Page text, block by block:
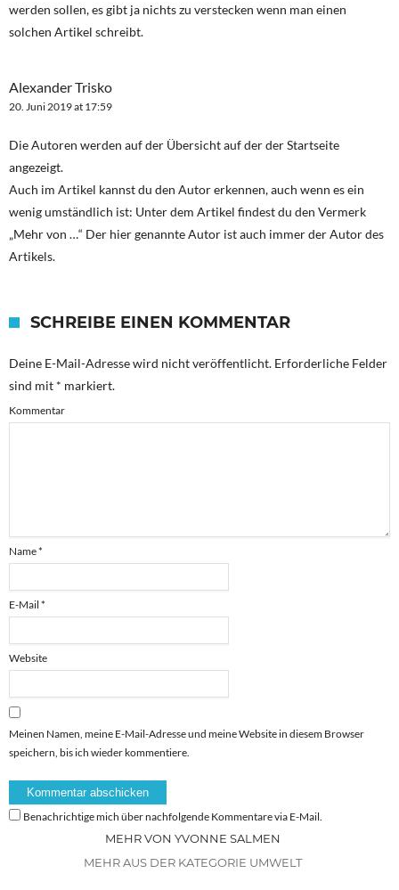
werden sollen, es gibt ja nichts zu verstecken wenn man einen
solchen Artikel schreibt.
Alexander Trisko
20. Juni 2019 at 17:59
Die Autoren werden auf der Übersicht auf der der Startseite
angezeigt.
Auch im Artikel kannst du den Autor erkennen, auch wenn es ein
wenig umständlich ist: Unter dem Artikel findest du den Vermerk
„Mehr von …“ Der hier genannte Autor ist auch immer der Autor des
Artikels.
SCHREIBE EINEN KOMMENTAR
Deine E-Mail-Adresse wird nicht veröffentlicht. Erforderliche Felder
sind mit * markiert.
Kommentar
Name*
E-Mail *
Website
Meinen Namen, meine E-Mail-Adresse und meine Website in diesem Browser
speichern, bis ich wieder kommentiere.
Benachrichtige mich über nachfolgende Kommentare via E-Mail.
MEHR VON YVONNE SALMEN
MEHR AUS DER KATEGORIE UMWELT